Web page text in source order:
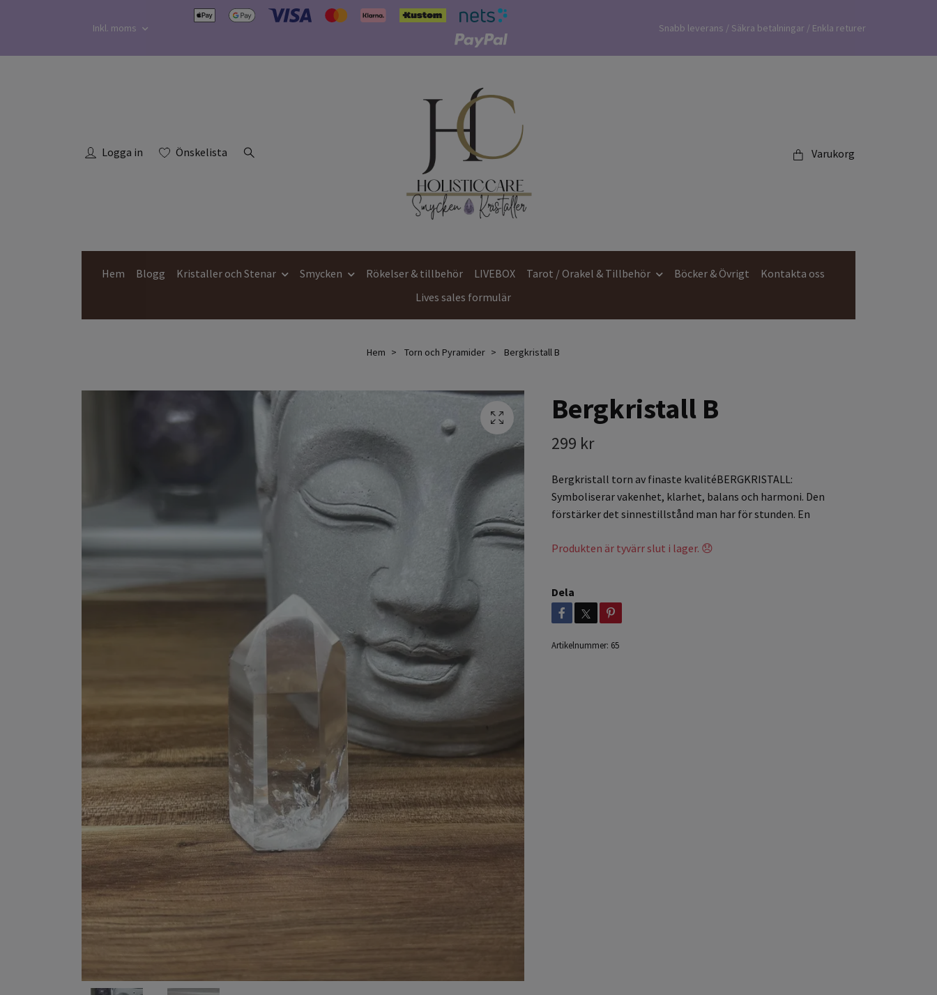
Inkl. moms Snabb leverans / Säkra betalningar / Enkla returer
Logga in Önskelista Varukorg
Hem Blogg Kristaller och Stenar Smycken Rökelser & tillbehör LIVEBOX Tarot / Orakel & Tillbehör Böcker & Övrigt
Kontakta oss
Lives sales formulär
Hem Torn och Pyramider Bergkristall B
Bergkristall B
299 kr
Bergkristall torn av finaste kvalitéBERGKRISTALL:
Symboliserar vakenhet, klarhet, balans och harmoni. Den
förstärker det sinnestillstånd man har för stunden. En
Produkten är tyvärr slut i lager. 😞
Dela
Artikelnummer: 65